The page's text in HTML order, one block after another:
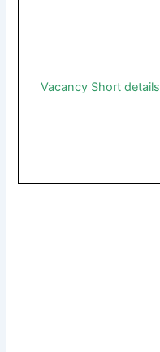
Vacancy Short details